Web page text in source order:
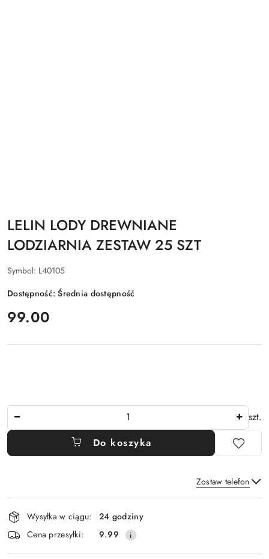
LELIN LODY DREWNIANE
LODZIARNIA ZESTAW 25 SZT
Symbol: L40105
Dostępność:Średnia dostępność
cena:
99.00
szt.
Do koszyka
Zostaw telefon
Wyślij
Dostępność
i
dostawa
Wysyłka w ciągu:
24 godziny
Cena przesyłki:
9.99